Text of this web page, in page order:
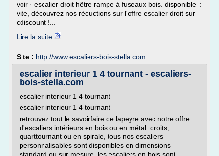
voir · escalier droit hêtre rampe à fuseaux bois. disponible :
vite, découvrez nos réductions sur l'offre escalier droit sur
cdiscount !...
Lire la suite
Site : http://www.escaliers-bois-stella.com
escalier interieur 1 4 tournant - escaliers-
bois-stella.com
escalier interieur 1 4 tournant
escalier interieur 1 4 tournant
retrouvez tout le savoirfaire de lapeyre avec notre offre
d'escaliers intérieurs en bois ou en métal. droits,
quarttournant ou en spirale, tous nos escaliers
personnalisables sont disponibles en dimensions
standard ou sur mesure. les escaliers en bois sont